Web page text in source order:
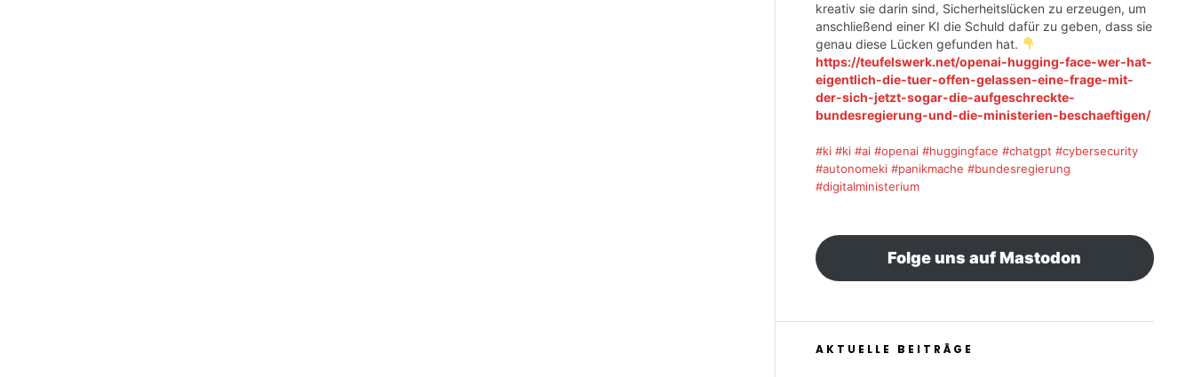
kreativ sie darin sind, Sicherheitslücken zu erzeugen, um
anschließend einer KI die Schuld dafür zu geben, dass sie
genau diese Lücken gefunden hat.
https://teufelswerk.net/openai-hugging-face-wer-hat-
eigentlich-die-tuer-offen-gelassen-eine-frage-mit-
der-sich-jetzt-sogar-die-aufgeschreckte-
bundesregierung-und-die-ministerien-beschaeftigen/
#ki #ki #ai #openai #huggingface #chatgpt #cybersecurity
#autonomeki #panikmache #bundesregierung
#digitalministerium
Folge uns auf Mastodon
AKTUELLE BEITRÄGE